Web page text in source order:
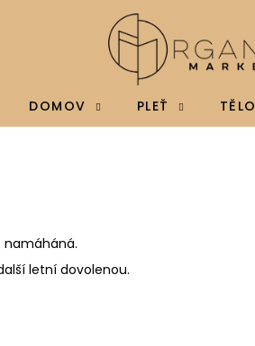
DOMOV PLEŤ TĚLO
namáháná.
letní dovolenou.
Co potřebujete najít?
Doporučujeme